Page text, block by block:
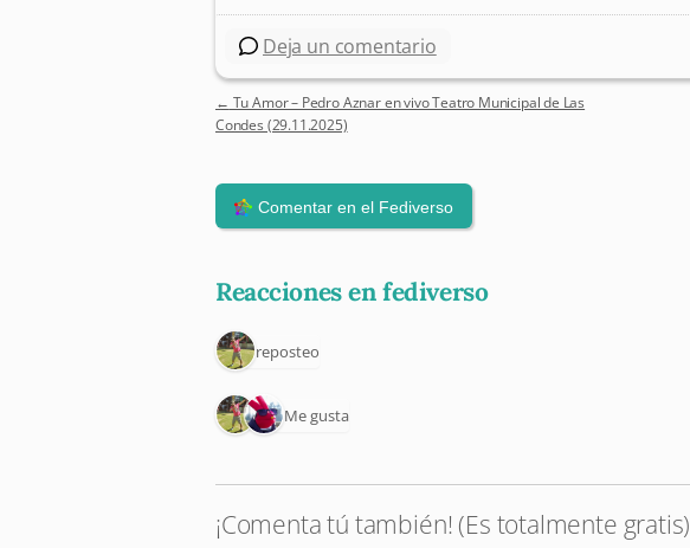
Deja un comentario
Post navigation
← Tu Amor – Pedro Aznar en vivo Teatro Municipal de Las
Condes (29.11.2025)
Reacciones en fediverso
1 reposteo
2 Me gusta
¡Comenta tú también! (Es totalmente gratis)